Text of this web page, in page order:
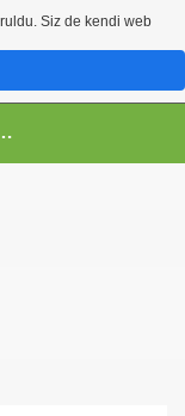
YERİ***
Siz de kendi web